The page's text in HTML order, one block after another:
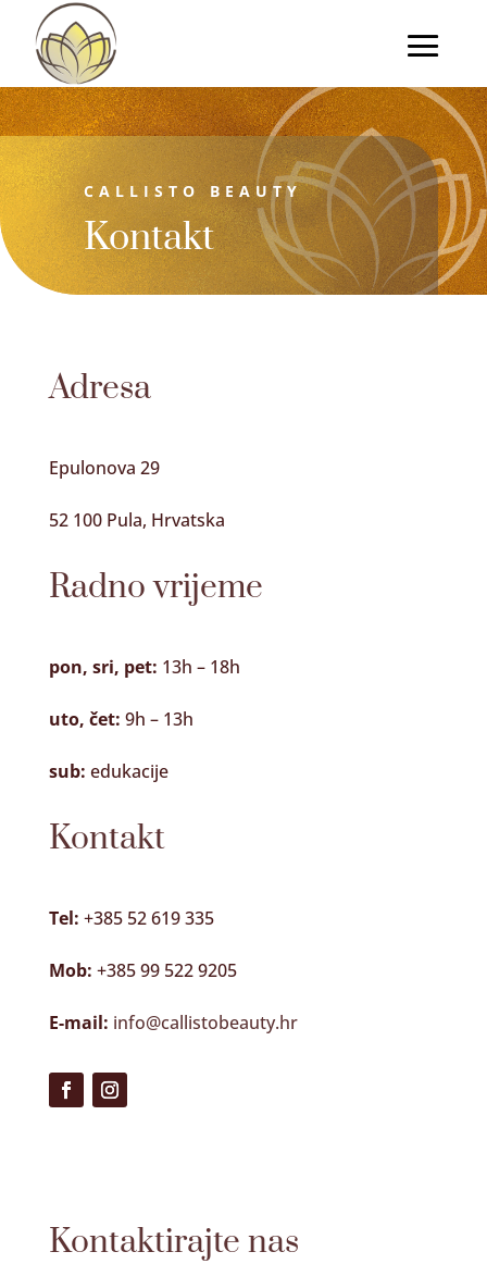
CALLISTO BEAUTY
Kontakt
Adresa
Epulonova 29
52 100 Pula, Hrvatska
Radno vrijeme
pon, sri, pet: 13h – 18h
uto, čet: 9h – 13h
sub: edukacije
Kontakt
Tel: +385 52 619 335
Mob: +385 99 522 9205
E-mail: info@callistobeauty.hr
Kontaktirajte nas